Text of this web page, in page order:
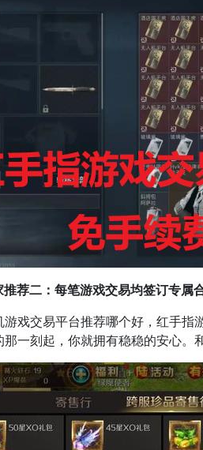
二：每笔游戏交易均签订专属
交易平台推荐哪个好，红手指
一刻起，你就拥有稳稳的安心。